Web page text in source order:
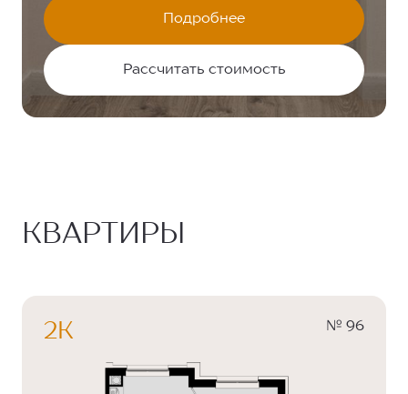
Подробнее
Рассчитать стоимость
КВАРТИРЫ
2К № 96